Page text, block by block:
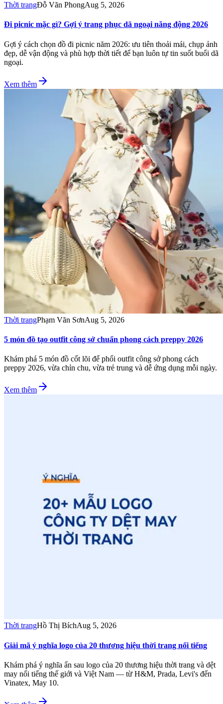
Thời trangĐỗ Văn PhongAug 5, 2026
Đi picnic mặc gì? Gợi ý trang phục dã ngoại năng động 2026
Gợi ý cách chọn đồ đi picnic năm 2026: ưu tiên thoải mái, chụp ảnh
đẹp, dễ vận động và phù hợp thời tiết để bạn luôn tự tin suốt buổi dã
ngoại.
Xem thêm
Thời trangPhạm Văn SơnAug 5, 2026
5 món đồ tạo outfit công sở chuẩn phong cách preppy 2026
Khám phá 5 món đồ cốt lõi để phối outfit công sở phong cách
preppy 2026, vừa chỉn chu, vừa trẻ trung và dễ ứng dụng mỗi ngày.
Xem thêm
Thời trangHồ Thị BíchAug 5, 2026
Giải mã ý nghĩa logo của 20 thương hiệu thời trang nổi tiếng
Khám phá ý nghĩa ẩn sau logo của 20 thương hiệu thời trang và dệt
may nổi tiếng thế giới và Việt Nam — từ H&M, Prada, Levi's đến
Vinatex, May 10.